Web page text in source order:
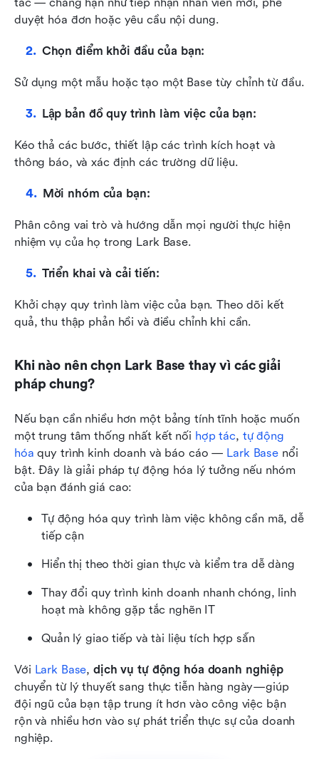
duyệt hóa đơn hoặc yêu cầu nội dung.
Chọn điểm khởi đầu của bạn:
Sử dụng một mẫu hoặc tạo một Base tùy chỉnh từ đầu.
Lập bản đồ quy trình làm việc của bạn:
Kéo thả các bước, thiết lập các trình kích hoạt và
thông báo, và xác định các trường dữ liệu.
Mời nhóm của bạn:
Phân công vai trò và hướng dẫn mọi người thực hiện
nhiệm vụ của họ trong Lark Base.
Triển khai và cải tiến:
Khởi chạy quy trình làm việc của bạn. Theo dõi kết
quả, thu thập phản hồi và điều chỉnh khi cần.
Khi nào nên chọn Lark Base thay vì các giải
pháp chung?
Nếu bạn cần nhiều hơn một bảng tính tĩnh hoặc muốn
một trung tâm thống nhất kết nối hợp tác, tự động
hóa quy trình kinh doanh và báo cáo — Lark Base nổi
bật. Đây là giải pháp tự động hóa lý tưởng nếu nhóm
của bạn đánh giá cao:
Tự động hóa quy trình làm việc không cần mã, dễ
tiếp cận
Hiển thị theo thời gian thực và kiểm tra dễ dàng
Thay đổi quy trình kinh doanh nhanh chóng, linh
hoạt mà không gặp tắc nghẽn IT
Quản lý giao tiếp và tài liệu tích hợp sẵn
Với Lark Base, dịch vụ tự động hóa doanh nghiệp
chuyển từ lý thuyết sang thực tiễn hàng ngày—giúp
đội ngũ của bạn tập trung ít hơn vào công việc bận
rộn và nhiều hơn vào sự phát triển thực sự của doanh
nghiệp.